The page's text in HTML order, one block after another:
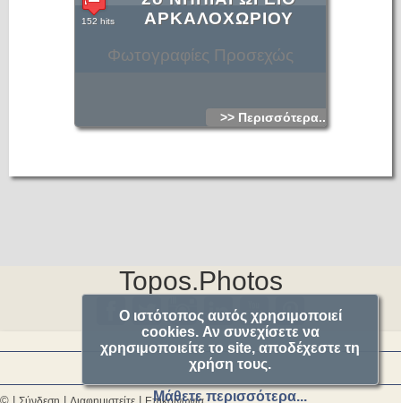
Φωτογραφίες Προσεχώς
ΑΡΚΑΛΟΧΩΡΙΟΥ
152 hits
>> Περισσότερα...
Topos.Photos
Ο ιστότοπος αυτός χρησιμοποιεί
cookies. Αν συνεχίσετε να
χρησιμοποιείτε το site, αποδέχεστε τη
χρήση τους.
Μάθετε περισσότερα...